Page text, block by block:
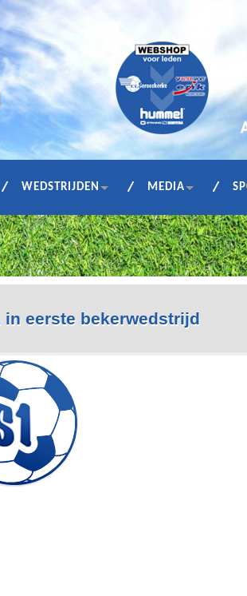
WEDSTRIJDEN MEDIA
eerste bekerwedstrijd